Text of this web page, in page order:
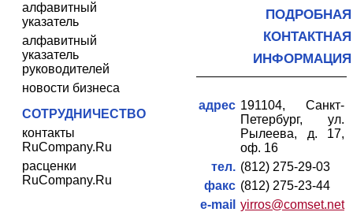
алфавитный
указатель
алфавитный
указатель
руководителей
новости бизнеса
СОТРУДНИЧЕСТВО
контакты
RuCompany.Ru
расценки
RuCompany.Ru
ПОДРОБНАЯ
КОНТАКТНАЯ
ИНФОРМАЦИЯ
адрес 191104, Санкт-
Петербург, ул.
Рылеева, д. 17,
оф. 16
тел. (812) 275-29-03
факс (812) 275-23-44
e-mail yirros@comset.net